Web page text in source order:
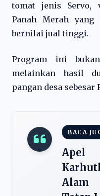
tomat jenis Servo,
Panah Merah
bernilai jual tinggi.
Program ini
melainkan hasil
pangan desa sebesar
BACA
Apel
Alam